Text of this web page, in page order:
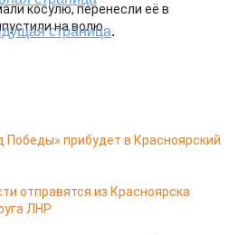
косулю, перенесли её в
на волю.
Победы» прибудет в Красноярский
отправятся из Красноярска
ЛНР